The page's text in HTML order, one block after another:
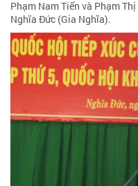
Phạm Nam Tiến và Phạm
Nghĩa Đức (Gia Nghĩa).